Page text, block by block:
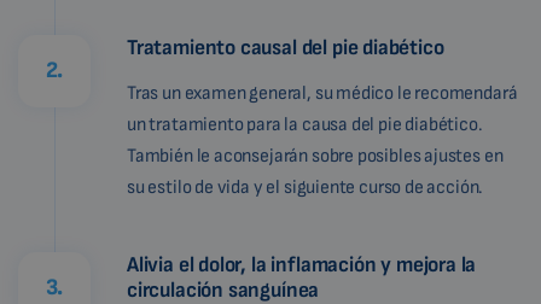
2.
Tratamiento causal del pie diabético
Tras un examen general, su médico le recomendará
un tratamiento para la causa del pie diabético.
También le aconsejarán sobre posibles ajustes en
su estilo de vida y el siguiente curso de acción.
3.
Alivia el dolor, la inflamación y mejora la
circulación sanguínea